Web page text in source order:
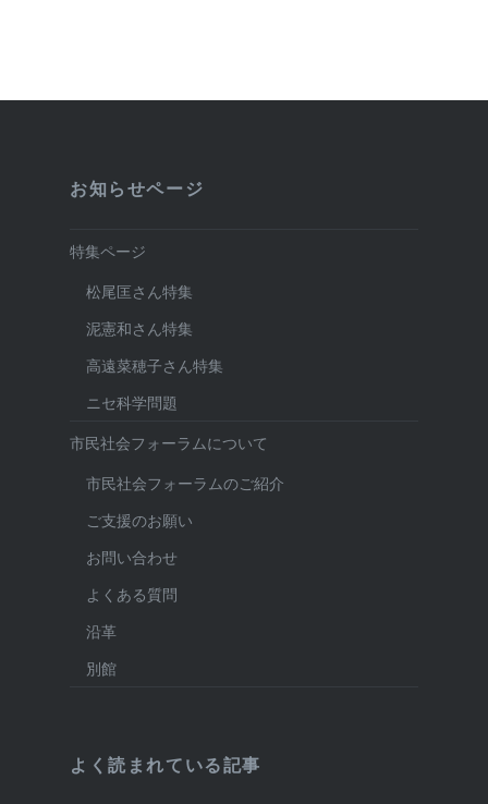
お知らせページ
特集ページ
松尾匡さん特集
泥憲和さん特集
高遠菜穂子さん特集
ニセ科学問題
市民社会フォーラムについて
市民社会フォーラムのご紹介
ご支援のお願い
お問い合わせ
よくある質問
沿革
別館
よく読まれている記事